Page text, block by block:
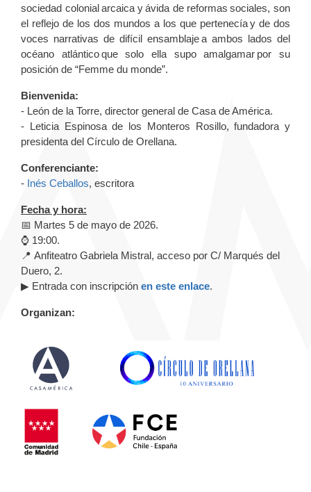
sociedad colonial arcaica y ávida de reformas sociales, son
el reflejo de los dos mundos a los que pertenecía y de dos
voces narrativas de difícil ensamblaje a ambos lados del
océano atlántico que solo ella supo amalgamar por su
posición de “Femme du monde”.
Bienvenida:
- León de la Torre, director general de Casa de América.
- Leticia Espinosa de los Monteros Rosillo, fundadora y
presidenta del Círculo de Orellana.
Conferenciante:
- Inés Ceballos, escritora
Fecha y hora:
📅 Martes 5 de mayo de 2026.
⌚ 19:00.
📍 Anfiteatro Gabriela Mistral, acceso por C/ Marqués del
Duero, 2.
▶ Entrada con inscripción en este enlace.
Organizan: